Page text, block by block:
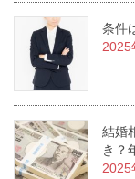
条件
2025
結婚
き？
2025